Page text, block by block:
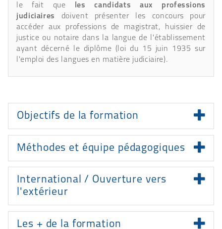
le fait que
les candidats aux professions
judiciaires doivent présenter les concours pour
accéder aux professions de magistrat, huissier de
justice ou notaire dans la langue de l'établissement
ayant décerné le diplôme (loi du 15 juin 1935 sur
l'emploi des langues en matière judiciaire).
Présentation
Objectifs de la formation
Méthodes et équipe pédagogiques
International / Ouverture vers
l'extérieur
Les + de la formation